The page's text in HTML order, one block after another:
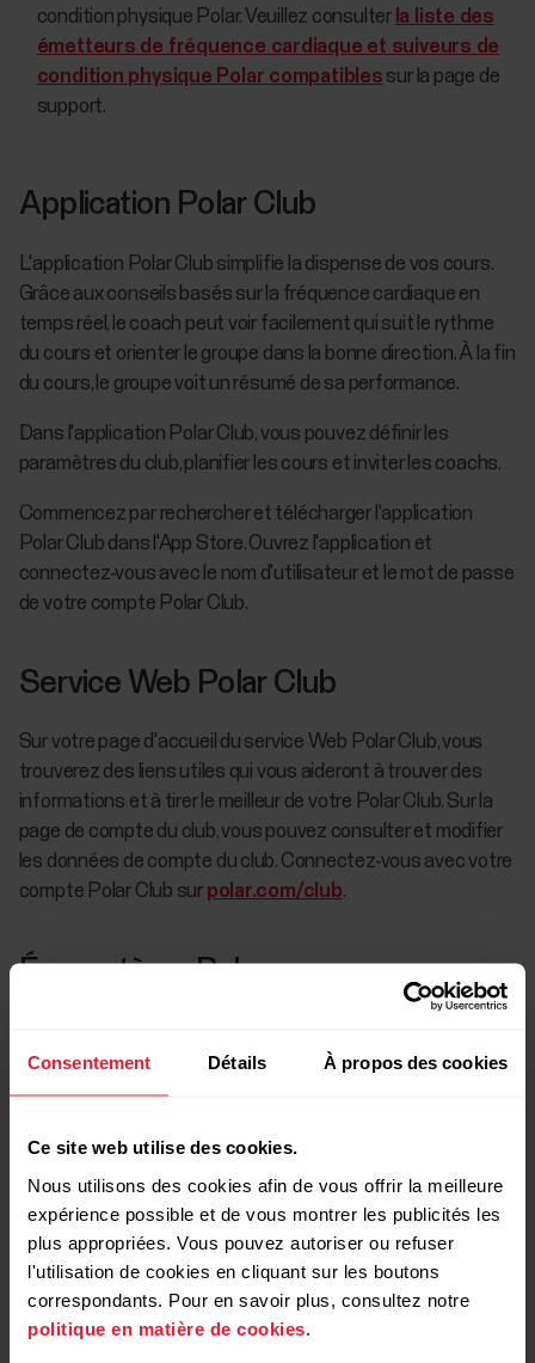
Consentement Détails À propos des cookies
Ce site web utilise des cookies.
Nous utilisons des cookies afin de vous offrir la meilleure
expérience possible et de vous montrer les publicités les
plus appropriées. Vous pouvez autoriser ou refuser
l'utilisation de cookies en cliquant sur les boutons
correspondants. Pour en savoir plus, consultez notre
politique en matière de cookies
condition physique Polar. Veuillez consulter la liste des
émetteurs de fréquence cardiaque et suiveurs de
condition physique Polar compatibles sur la page de
support.
Application Polar Club
L'application Polar Club simplifie la dispense de vos cours.
Grâce aux conseils basés sur la fréquence cardiaque en
temps réel, le coach peut voir facilement qui suit le rythme
du cours et orienter le groupe dans la bonne direction. À la fin
du cours, le groupe voit un résumé de sa performance.
Dans l'application Polar Club, vous pouvez définir les
paramètres du club, planifier les cours et inviter les coachs.
Commencez par rechercher et télécharger l'application
Polar Club dans l'App Store. Ouvrez l'application et
connectez-vous avec le nom d'utilisateur et le mot de passe
de votre compte Polar Club.
Service Web Polar Club
Sur votre page d'accueil du service Web Polar Club, vous
trouverez des liens utiles qui vous aideront à trouver des
informations et à tirer le meilleur de votre Polar Club. Sur la
page de compte du club, vous pouvez consulter et modifier
les données de compte du club. Connectez-vous avec votre
compte Polar Club sur polar.com/club.
Écosystème Polar
complète pour vous, vos coachs et les membres de votre
club, permettant de concrétiser les souhaits en matière de
peuvent consulter facilement leurs données
d'entraînement personnelles et suivre leurs progrès.
Suiveurs de condition physique Polar: nous
proposons une gamme complète de suiveurs de condition